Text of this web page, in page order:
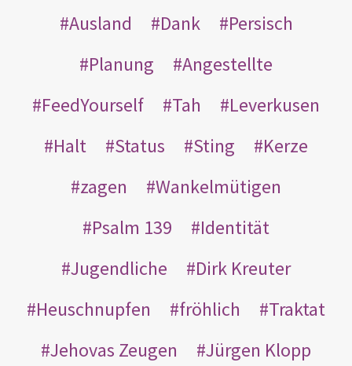
Ausland
Dank
Persisch
Planung
Angestellte
FeedYourself
Tah
Leverkusen
Halt
Status Sting
Kerze
zagen
Wankelmütigen
Psalm 139
Identität
Jugendliche
Dirk Kreuter
Heuschnupfen
fröhlich
Traktat
Jehovas Zeugen
Jürgen Klopp